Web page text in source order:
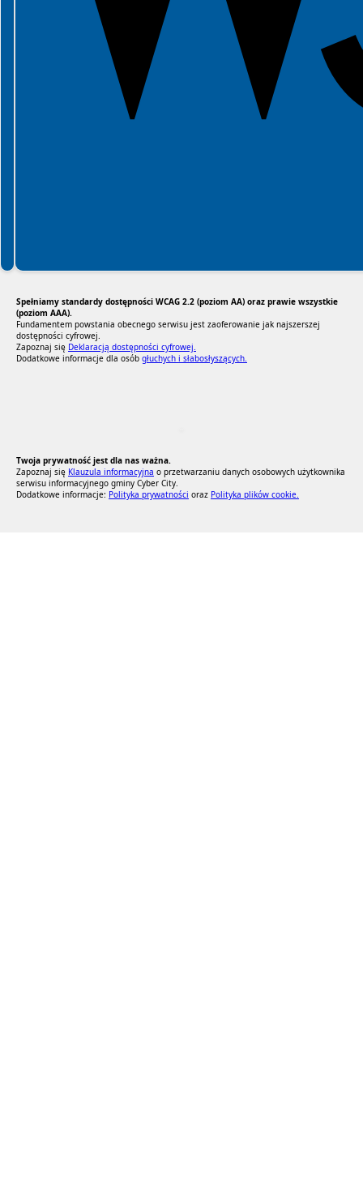
Spełniamy standardy dostępności WCAG 2.2 (poziom AA) oraz prawie wszystkie
(poziom AAA).
Fundamentem powstania obecnego serwisu jest zaoferowanie jak najszerszej
dostępności cyfrowej.
Zapoznaj się Deklaracją dostępności cyfrowej.
Dodatkowe informacje dla osób głuchych i słabosłyszących.
Twoja prywatność jest dla nas ważna.
Zapoznaj się Klauzula informacyjna o przetwarzaniu danych osobowych użytkownika
serwisu informacyjnego gminy Cyber City.
Dodatkowe informacje: Polityka prywatności oraz Polityka plików cookie.